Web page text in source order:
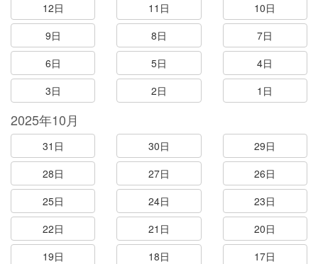
12日
11日
10日
9日
8日
7日
6日
5日
4日
3日
2日 1日
2025年10月
31日 30日
29日
28日
27日
26日
25日
24日
23日
22日
21日
20日
19日
18日
17日